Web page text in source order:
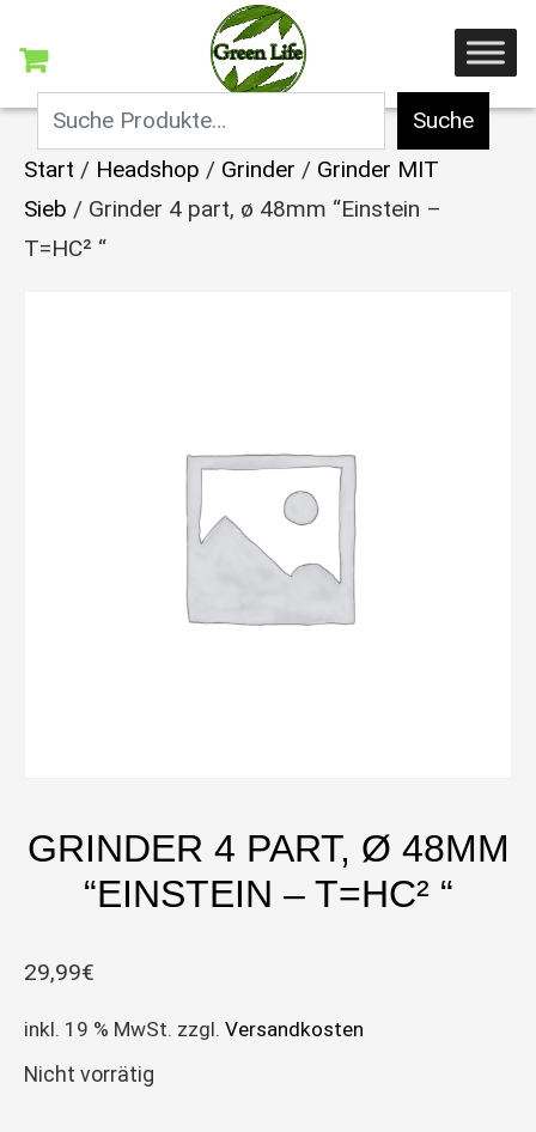
Suche
Start / Headshop / Grinder / Grinder MIT
Sieb / Grinder 4 part, ø 48mm “Einstein –
T=HC² “
GRINDER 4 PART, Ø 48MM
“EINSTEIN – T=HC² “
29,99€
inkl. 19 % MwSt. zzgl. Versandkosten
Nicht vorrätig